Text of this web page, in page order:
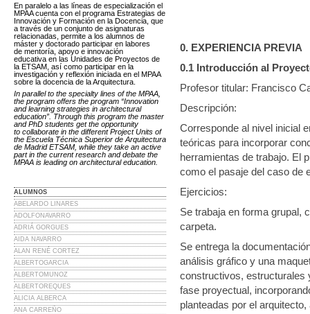
En paralelo a las líneas de especialización el
MPAA cuenta con el programa Estrategias de
Innovación y Formación en la Docencia, que
a través de un conjunto de asignaturas
relacionadas, permite a los alumnos de
máster y doctorado participar en labores
de mentoría, apoyo e innovación
educativa en las Unidades de Proyectos de
la ETSAM, así como participar en la
investigación y reflexión iniciada en el MPAA
sobre la docencia de la Arquitectura.
In parallel to the specialty lines of the MPAA,
the program offers the program “Innovation
and learning strategies in architectural
education”. Through this program the master
and PhD students get the opportunity
to collaborate in the different Project Units of
the Escuela Técnica Superior de Arquitectura
de Madrid ETSAM, while they take an active
part in the current research and debate the
MPAA is leading on architectural education.
ALUMNOS
ABELARDO LINARES
ADOLFONAVARRO
ADRIÁ GORGUES
AIDA NAVARRO
ALAN RENÉ CORTEZ
ALBERTOGARCIA
ALBERTOMUNOZ
ALBERTOREQUES
ALICIA ALBERCA
ANA CARREÑO
0. EXPERIENCIA PREVIA
0.1 Introducción al
Profesor titular: Francisco
Descripción:
Corresponde al nivel inicial
teóricas para incorporar
herramientas de trabajo. El
como el pasaje del caso de
Ejercicios:
Se trabaja en forma grupal,
carpeta.
Se entrega la
análisis gráfico y una
constructivos, estructurales
fase proyectual,
planteadas por el